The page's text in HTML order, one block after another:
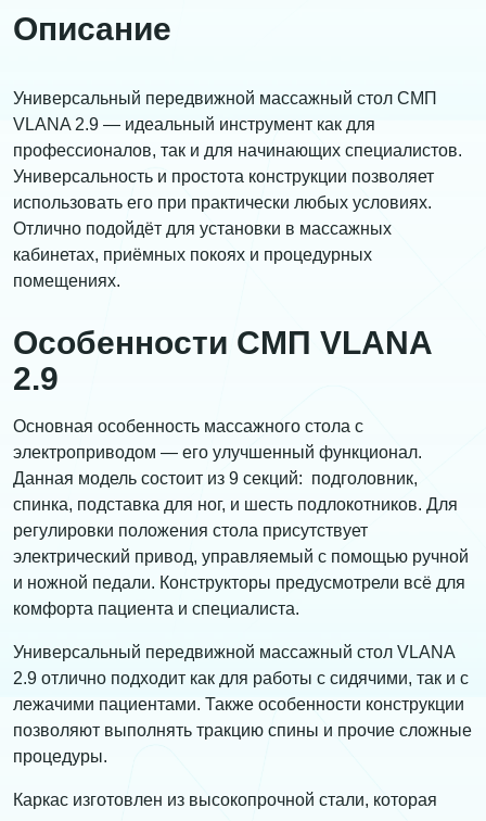
Описание
Универсальный передвижной массажный стол СМП
VLANA 2.9 — идеальный инструмент как для
профессионалов, так и для начинающих специалистов.
Универсальность и простота конструкции позволяет
использовать его при практически любых условиях.
Отлично подойдёт для установки в массажных
кабинетах, приёмных покоях и процедурных
помещениях.
Особенности СМП VLANA
2.9
Основная особенность массажного стола с
электроприводом — его улучшенный функционал.
Данная модель состоит из 9 секций: подголовник,
спинка, подставка для ног, и шесть подлокотников. Для
регулировки положения стола присутствует
электрический привод, управляемый с помощью ручной
и ножной педали. Конструкторы предусмотрели всё для
комфорта пациента и специалиста.
Универсальный передвижной массажный стол VLANA
2.9 отлично подходит как для работы с сидячими, так и с
лежачими пациентами. Также особенности конструкции
позволяют выполнять тракцию спины и прочие сложные
процедуры.
Каркас изготовлен из высокопрочной стали, которая